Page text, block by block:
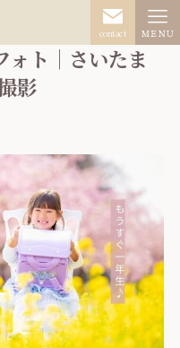
contact ＭＥＮＵ
ォト｜さいたま
影